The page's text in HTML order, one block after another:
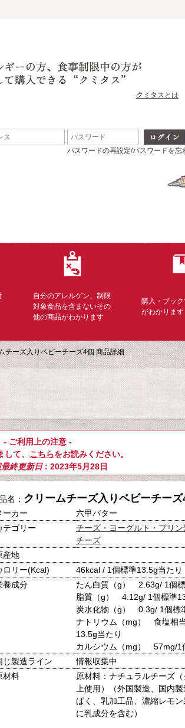
クミタスとは
パスワードの再設定/パスワードを忘
自分のアレルゲン、制限
対象食品を含まないその
他の商品がわかります
購入・ブッ
がわかります
チーズ入りベビーチーズ4個 商品詳細
- ご利用上の注意 -
て、 こちらをお読みください。
終更新日: 2023年5月28日
名： クリームチーズ入りベビーチーズ
ーカー
六甲バター
テゴリー
チーズ・ヨーグルト・プリ
チーズ
産地
ロリー(Kcal)
46kcal / 1個標準13.5g当たり
養成分
たん白質（g） 2.63g/ 1個
脂質（g） 4.12g/ 1個標準
炭水化物（g） 0.3g/ 1個標
ナトリウム（mg） 食塩相
13.5g当たり
カルシウム（mg） 57mg/1
じ製造ライン
情報収集中
材料
原材料：ナチュラルチーズ
上使用）（外国製造、国内
ぱく、乳加工品、濃縮レモ
に乳成分を含む）